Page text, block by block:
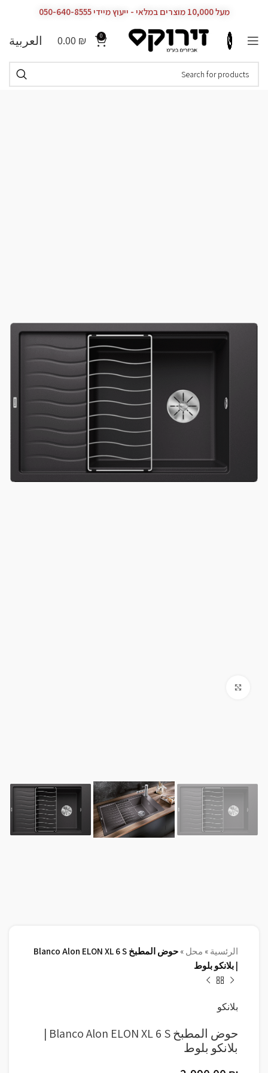
מעל 10,000 מוצרים במלאי - ייעוץ מיידי 050-640-8555
0
0.00 ₪ العربية
الرئسية » محل »
حوض المطبخ Blanco Alon ELON XL 6 S
| بلانكو بلوط
بلانكو
حوض المطبخ Blanco Alon ELON XL 6 S |
بلانكو بلوط